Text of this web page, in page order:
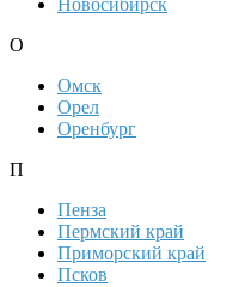
Новосибирск
О
Омск
Орел
Оренбург
П
Пенза
Пермский край
Приморский край
Псков